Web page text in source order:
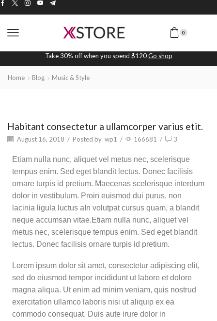
0
Take 30% off when you spend $120Go shop
Home Blog Music & Style
Music & Style
Habitant consectetur a ullamcorper varius etit.
August 16, 2018 / Posted by wp1 / 166681 / 3
Etiam nulla nunc, aliquet vel metus nec, scelerisque
tempus enim. Sed eget blandit lectus. Donec facilisis
ornare turpis id pretium. Maecenas scelerisque interdum
dolor in vestibulum. Proin euismod dui purus, non
lacinia ligula luctus aIn volutpat cursus quam, a blandit
neque accumsan vitae.Etiam nulla nunc, aliquet vel
metus nec, scelerisque tempus enim. Sed eget blandit
lectus. Donec facilisis ornare turpis id pretium.
Lorem ipsum dolor sit amet, consectetur adipiscing elit,
sed do eiusmod tempor incididunt ut labore et dolore
magna aliqua. Ut enim ad minim veniam, quis nostrud
exercitation ullamco laboris nisi ut aliquip ex ea
commodo consequat. Duis aute irure dolor in